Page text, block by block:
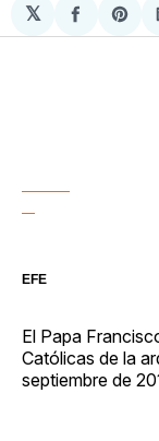
𝕏
en
on
EFE
El Papa
Católicas de la
septiembre de